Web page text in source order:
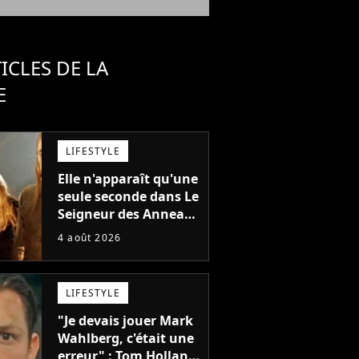
DE LA
LIFESTYLE
Elle n'apparaît qu'une
seule seconde dans Le
Seigneur des Anneaux
: avez-vous reconnu
cinéma dans la saga ?
4 août 2026
LIFESTYLE
"Je devais jouer Mark
Wahlberg, c'était une